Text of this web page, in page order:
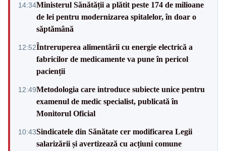
14:34Ministerul Sănătății a plătit peste 174 de milioane
de lei pentru modernizarea spitalelor, în doar o
săptămână
12:52Întreruperea alimentării cu energie electrică a
fabricilor de medicamente va pune în pericol
pacienții
12:49Metodologia care introduce subiecte unice pentru
examenul de medic specialist, publicată în
Monitorul Oficial
10:43Sindicatele din Sănătate cer modificarea Legii
salarizării și avertizează cu acțiuni comune